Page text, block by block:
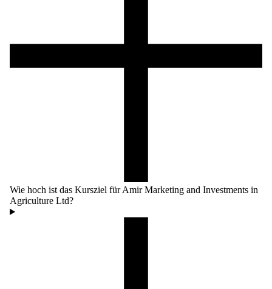
Wie hoch ist das Kursziel für Amir Marketing and Investments in
Agriculture Ltd?